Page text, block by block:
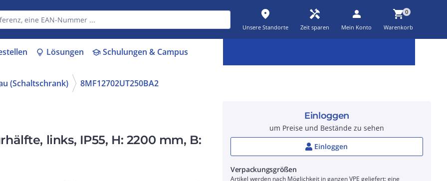
place
Unsere Standorte
handyman
Zeit sparen
person
Mein Konto
shopping_cart0
Warenkorb
lightbulb Lösungen schoolSchulungen & Campus
(Schaltschrank) 8MF12702UT250BA2
links, IP55, H: 2200 mm, B:
Einloggen
um Preise und Bestände zu sehen
Einloggen
Verpackungsgrößen
Artikel werden nach Möglichkeit in ganzen VPE geliefert; eine